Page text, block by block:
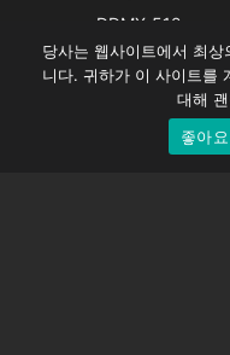
DDMX-512
DMC-32
EOS LV 보정 캡
당사는 웹사이트에서 최
니다. 귀하가 이 사이트를
대해
좋아요